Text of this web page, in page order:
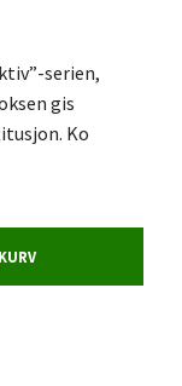
serien,
gis
Ko